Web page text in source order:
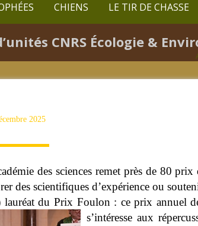
CHIENS LE TIR DE CHASSE
CNRS Écologie &
2025
des sciences remet près de 80
des scientifiques d’expérience ou
du Prix Foulon : ce prix annuel
s’intéresse aux